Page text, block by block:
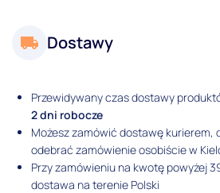
Dostawy
Przewidywany czas dostawy
2 dni robocze
Możesz zamówić dostawę kurierem,
odebrać zamówienie osobiście w
Przy zamówieniu na kwotę powyżej
dostawa na terenie Polski